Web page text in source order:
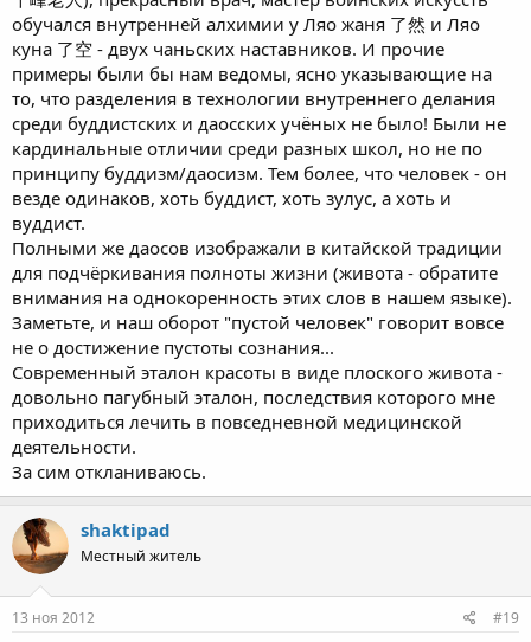
обучался внутренней алхимии у Ляо жаня 了然 и Ляо
куна 了空 - двух чаньских наставников. И прочие
примеры были бы нам ведомы, ясно указывающие на
то, что разделения в технологии внутреннего делания
среди буддистских и даосских учёных не было! Были не
кардинальные отличии среди разных школ, но не по
принципу буддизм/даосизм. Тем более, что человек - он
везде одинаков, хоть буддист, хоть зулус, а хоть и
вуддист.
Полными же даосов изображали в китайской традиции
для подчёркивания полноты жизни (живота - обратите
внимания на однокоренность этих слов в нашем языке).
Заметьте, и наш оборот "пустой человек" говорит вовсе
не о достижение пустоты сознания...
Современный эталон красоты в виде плоского живота -
довольно пагубный эталон, последствия которого мне
приходиться лечить в повседневной медицинской
деятельности.
За сим откланиваюсь.
shaktipad
Местный житель
13 ноя 2012 #19